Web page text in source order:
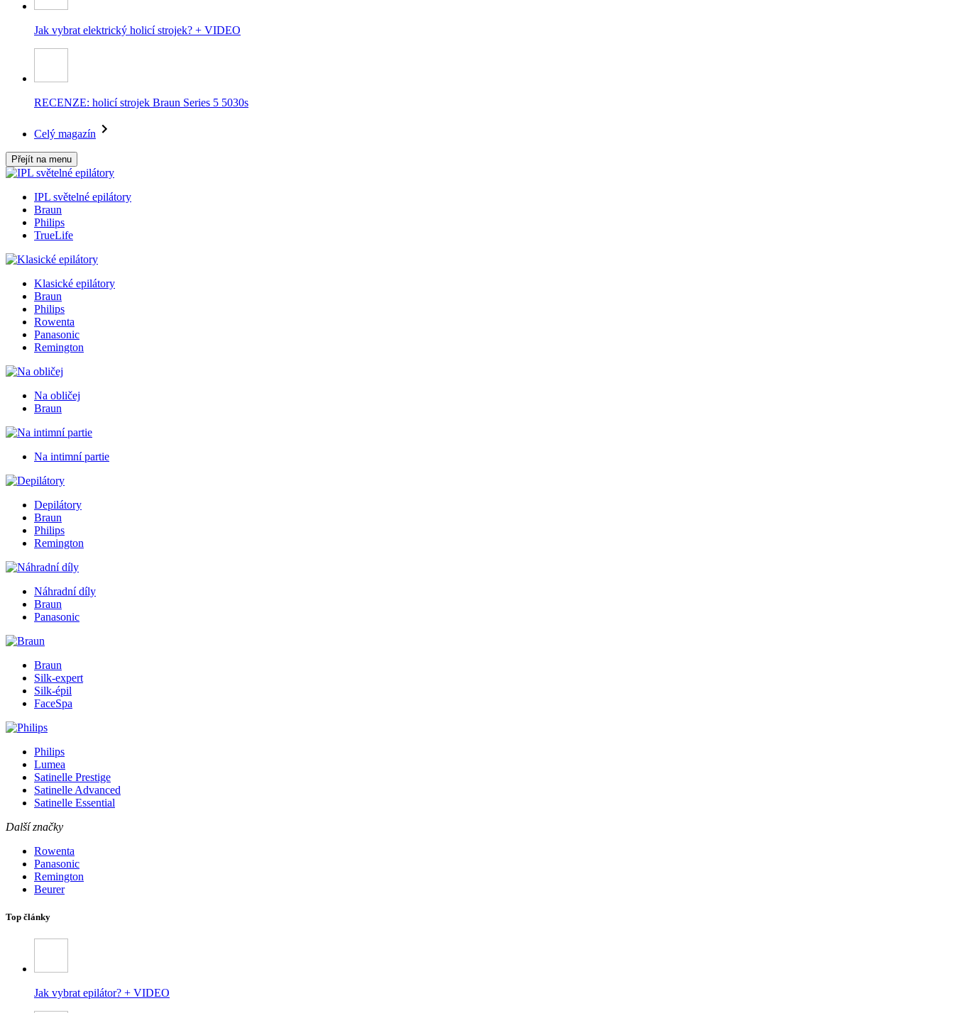
Jak vybrat elektrický holicí strojek? + VIDEO
RECENZE: holicí strojek Braun Series 5 5030s
Celý magazín
Přejít na menu
IPL světelné epilátory
Braun
Philips
TrueLife
Klasické epilátory
Braun
Philips
Rowenta
Panasonic
Remington
Na obličej
Braun
Na intimní partie
Depilátory
Braun
Philips
Remington
Náhradní díly
Braun
Panasonic
Braun
Silk-expert
Silk-épil
FaceSpa
Philips
Lumea
Satinelle Prestige
Satinelle Advanced
Satinelle Essential
Další značky
Rowenta
Panasonic
Remington
Beurer
Top články
Jak vybrat epilátor? + VIDEO